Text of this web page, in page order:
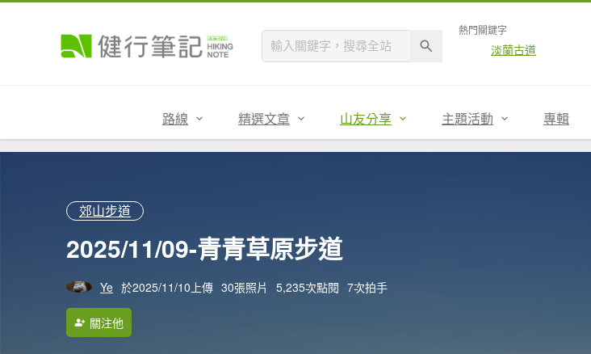
熱門關鍵字
淡蘭古道
路線 精選文章 山友分享 主題活動 專輯
郊山步道
2025/11/09-青青草原步道
Ye 於2025/11/10上傳 30張照片 5,235次點閱 7次拍手
關注他